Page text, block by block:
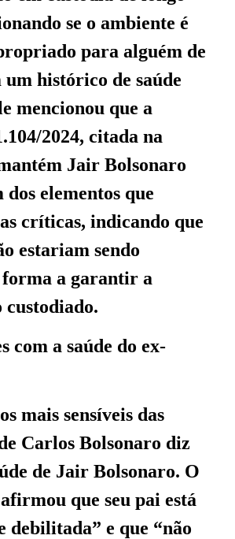
se o ambiente é
para alguém de
um histórico de saúde
mencionou que a
2024, citada na
Jair Bolsonaro
elementos que
críticas, indicando que
estariam sendo
forma a garantir a
custodiado.
com a saúde do ex-
mais sensíveis das
Carlos Bolsonaro diz
de Jair Bolsonaro. O
que seu pai está
debilitada” e que “não